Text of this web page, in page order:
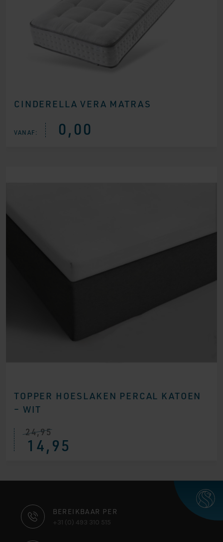
CINDERELLA VERA MATRAS
VANAF: 0,00
TOPPER HOESLAKEN PERCAL KATOEN
– WIT
24,95
14,95
CONTACT
INFORMATIE
BEREIKBAAR PER
+31 (0) 493 310 515